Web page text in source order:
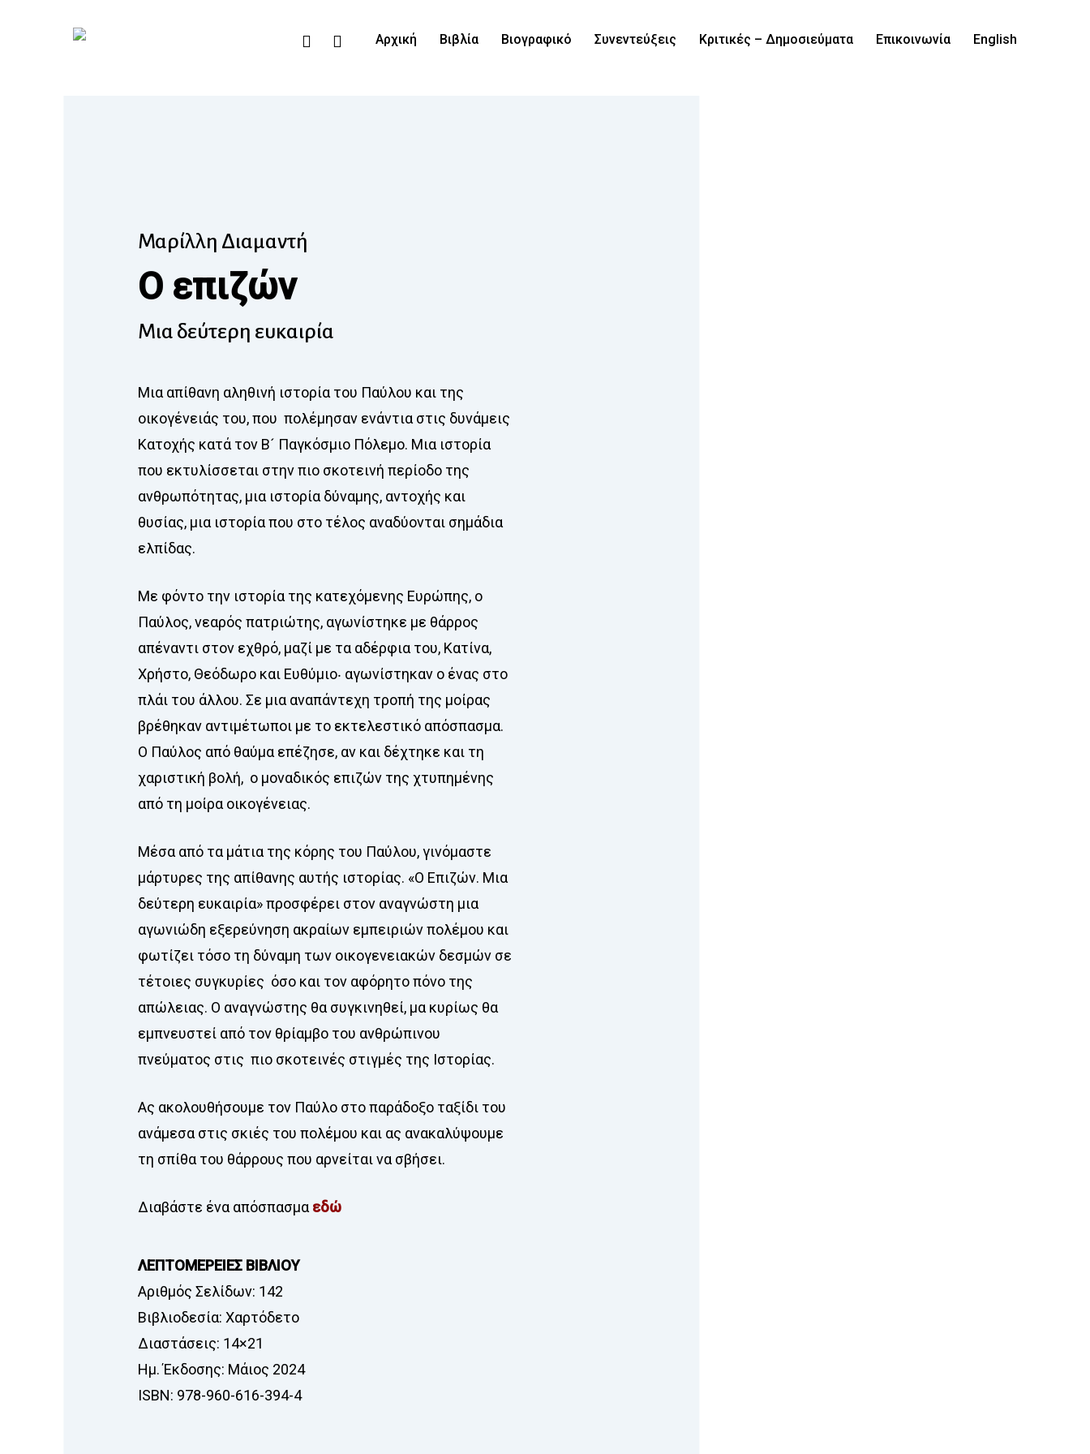
facebookinstagramΑρχική Βιβλία Βιογραφικό Συνεντεύξεις Κριτικές – Δημοσιεύματα Επικοινωνία English
Μαρίλλη Διαμαντή
Ο επιζών
Μια δεύτερη ευκαιρία
Μια απίθανη αληθινή ιστορία του Παύλου και της
οικογένειάς του, που πολέμησαν ενάντια στις δυνάμεις
Κατοχής κατά τον Β´ Παγκόσμιο Πόλεμο. Μια ιστορία
που εκτυλίσσεται στην πιο σκοτεινή περίοδο της
ανθρωπότητας, μια ιστορία δύναμης, αντοχής και
θυσίας, μια ιστορία που στο τέλος αναδύονται σημάδια
ελπίδας.
Με φόντο την ιστορία της κατεχόμενης Ευρώπης, ο
Παύλος, νεαρός πατριώτης, αγωνίστηκε με θάρρος
απέναντι στον εχθρό, μαζί με τα αδέρφια του, Κατίνα,
Χρήστο, Θεόδωρο και Ευθύμιο‧ αγωνίστηκαν ο ένας στο
πλάι του άλλου. Σε μια αναπάντεχη τροπή της μοίρας
βρέθηκαν αντιμέτωποι με το εκτελεστικό απόσπασμα.
Ο Παύλος από θαύμα επέζησε, αν και δέχτηκε και τη
χαριστική βολή, ο μοναδικός επιζών της χτυπημένης
από τη μοίρα οικογένειας.
Μέσα από τα μάτια της κόρης του Παύλου, γινόμαστε
μάρτυρες της απίθανης αυτής ιστορίας. «Ο Επιζών. Μια
δεύτερη ευκαιρία» προσφέρει στον αναγνώστη μια
αγωνιώδη εξερεύνηση ακραίων εμπειριών πολέμου και
φωτίζει τόσο τη δύναμη των οικογενειακών δεσμών σε
τέτοιες συγκυρίες όσο και τον αφόρητο πόνο της
απώλειας. Ο αναγνώστης θα συγκινηθεί, μα κυρίως θα
εμπνευστεί από τον θρίαμβο του ανθρώπινου
πνεύματος στις πιο σκοτεινές στιγμές της Ιστορίας.
Ας ακολουθήσουμε τον Παύλο στο παράδοξο ταξίδι του
ανάμεσα στις σκιές του πολέμου και ας ανακαλύψουμε
τη σπίθα του θάρρους που αρνείται να σβήσει.
Διαβάστε ένα απόσπασμαεδώ
ΛΕΠΤΟΜΕΡΕΙΕΣ ΒΙΒΛΙΟΥ
Αριθμός Σελίδων: 142
Βιβλιοδεσία: Χαρτόδετο
Διαστάσεις: 14×21
Ημ. Έκδοσης: Μάιος 2024
ISBN: 978-960-616-394-4